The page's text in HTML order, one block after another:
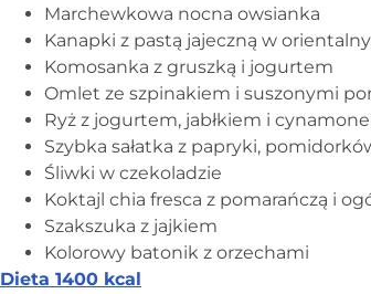
Marchewkowa nocna owsianka
Kanapki z pastą jajeczną w
Komosanka z gruszką i jogurtem
Omlet ze szpinakiem i suszonymi
Ryż z jogurtem, jabłkiem i
Szybka sałatka z papryki,
Śliwki w czekoladzie
Koktajl chia fresca z pomarańczą i
Szakszuka z jajkiem
Kolorowy batonik z orzechami
Dieta 1400 kcal